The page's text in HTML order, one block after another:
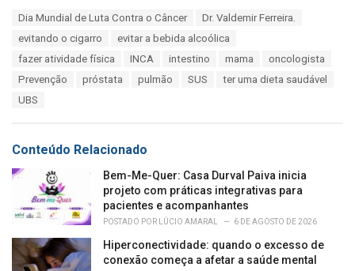
Dia Mundial de Luta Contra o Câncer
Dr. Valdemir Ferreira.
evitando o cigarro
evitar a bebida alcoólica
fazer atividade física
INCA intestino mama
oncologista
Prevenção
próstata pulmão SUS
ter uma dieta saudável
UBS
Conteúdo Relacionado
Bem-Me-Quer: Casa Durval Paiva inicia
projeto com práticas integrativas para
pacientes e acompanhantes
POSTADO POR LÚCIO AMARAL 6 DE AGOSTO DE 2026
Hiperconectividade: quando o excesso de
conexão começa a afetar a saúde mental